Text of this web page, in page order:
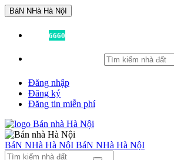
BáN NHà Hà NộI
6660
Đăng nhập
Đăng ký
Đăng tin miễn phí
BáN NHà Hà NộI BáN NHà Hà NộI